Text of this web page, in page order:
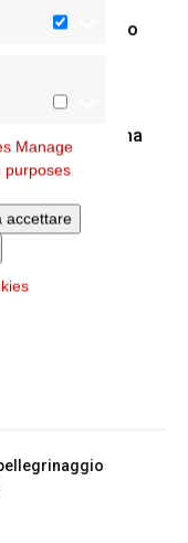
Manage
purposes
accettare
pellegrinaggio
diocesi di Roma
Uffici del